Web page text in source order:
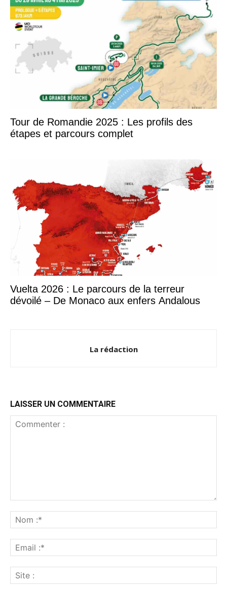
Tour de Romandie 2025 : Les profils des
étapes et parcours complet
Vuelta 2026 : Le parcours de la terreur
dévoilé – De Monaco aux enfers Andalous
La rédaction
LAISSER UN COMMENTAIRE